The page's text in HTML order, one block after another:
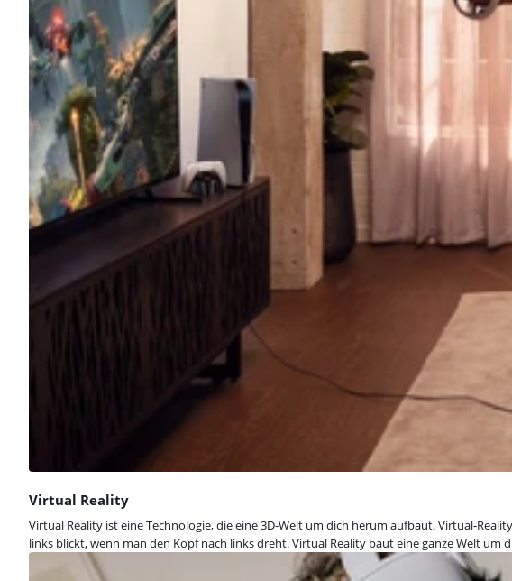
Virtual Reality
Virtual Reality ist eine Technologie, die eine 3D-Welt um dich herum aufbaut. Virtual-
links blickt, wenn man den Kopf nach links dreht. Virtual Reality baut eine ganze Welt